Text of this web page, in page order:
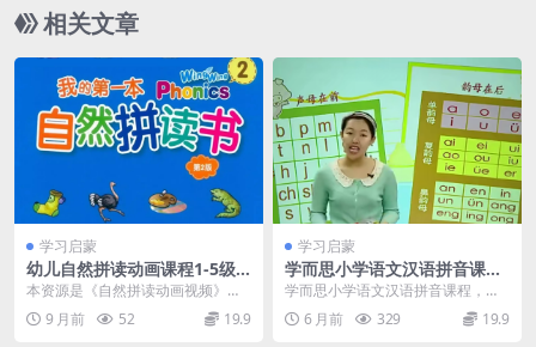
│ │ ├─ 13.Hill.mp4 [74.05MB]
│ │ ├─ 14.Van.mp4 [61.08MB]
│ │ ├─ 15.Zap.mp4 [56.25MB]
│ │ ├─ 16.Dot.mp4 [54.18MB]
│ │ ├─ 17.Lips.mp4 [78.54MB]
│ │ ├─ 18. Web.mp4 [57.34MB]
│ │ ├─ 20.Quick.mp4 [74.63MB]
│ │ ├─ 21.Kick.mp4 [90.68MB]
│ │ ├─ 22.Wig.mp4 [61.44MB]
相关文章
学习启蒙
幼儿自然拼读动画课程1-5级
共172集
本资源是《自然拼读动画视频》的
资料下载，全5级别共172集，每集
播放时长约2分钟...
9 月前 52 19.9
学习启蒙
学而思小学语文汉语拼音课
程：10课时学会汉语拼音(杨
慧涵)
学而思小学语文汉语拼音课程，本
课程共1.33G，VIP会员可通过百度
网盘转存下载...
6 月前 329 19.9